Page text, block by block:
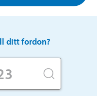
ditt fordon?